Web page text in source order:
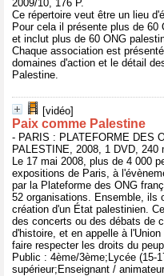
2009/10, 176 P.
Ce répertoire veut être un lieu
Pour cela il présente plus de
et inclut plus de 60 ONG
Chaque association est
domaines d'action et le détail
Palestine.
[vidéo]
Paix comme Palestine
- PARIS : PLATEFORME DES
PALESTINE, 2008, 1 DVD, 240
Le 17 mai 2008, plus de 4 000
expositions de Paris, à
par la Plateforme des ONG
52 organisations. Ensemble, ils
création d'un État palestinien.
des concerts ou des débats de
d'histoire, et en appelle à
faire respecter les droits du
Public : 4ème/3ème;Lycée (15-
supérieur;Enseignant /